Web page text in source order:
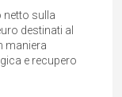
netto sulla
destinati al
maniera
e recupero